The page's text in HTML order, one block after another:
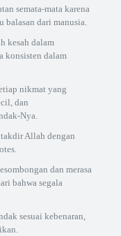
semata-mata karena
balasan dari manusia.
kesah dalam
konsisten dalam
nikmat yang
dan
Nya.
Allah dengan
dan merasa
bahwa segala
sesuai kebenaran,